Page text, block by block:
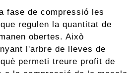
fase de compressió les
regulen la quantitat de
obertes. Això
l'arbre de lleves de
permeti treure profit de